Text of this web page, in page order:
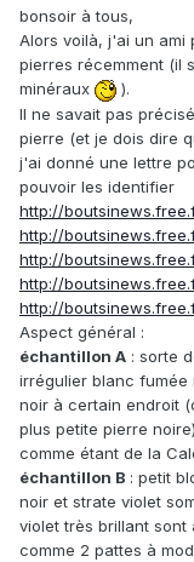
bonsoir à tous,
Alors voilà, j'ai un ami
pierres récemment (il
minéraux
).
Il ne savait pas
pierre (et je dois dire
j'ai donné une lettre
pouvoir les identifier
http://
http://
http://
http://
http://
Aspect général :
échantillon A : sorte
irrégulier blanc fumée
noir à certain endroit
plus petite pierre
comme étant de la
échantillon B : petit
noir et strate violet
violet très brillant sont
comme 2 pattes à